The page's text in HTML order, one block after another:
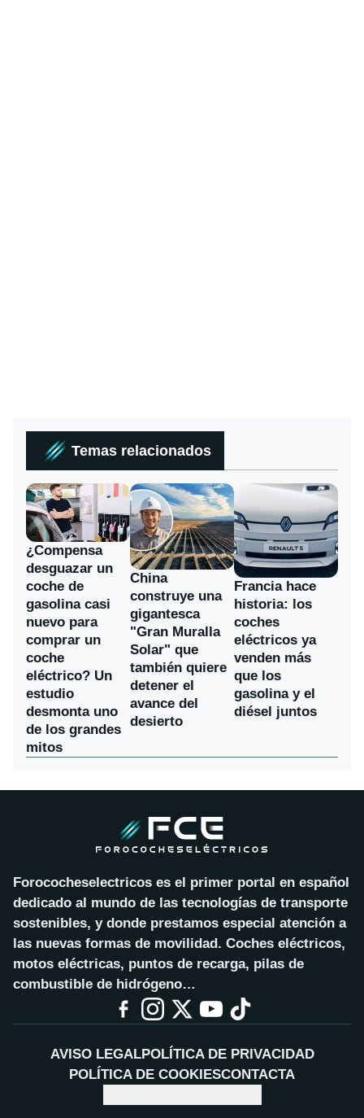
Temas relacionados
¿Compensa
desguazar un
coche de
gasolina casi
nuevo para
comprar un
coche
eléctrico? Un
estudio
desmonta uno
de los grandes
mitos
China
construye una
gigantesca
"Gran Muralla
Solar" que
también quiere
detener el
avance del
desierto
Francia hace
historia: los
coches
eléctricos ya
venden más
que los
gasolina y el
diésel juntos
Forococheselectricos es el primer portal en español
dedicado al mundo de las tecnologías de transporte
sostenibles, y donde prestamos especial atención a
las nuevas formas de movilidad. Coches eléctricos,
motos eléctricas, puntos de recarga, pilas de
combustible de hidrógeno…
AVISO LEGALPOLÍTICA DE PRIVACIDAD
POLÍTICA DE COOKIESCONTACTA